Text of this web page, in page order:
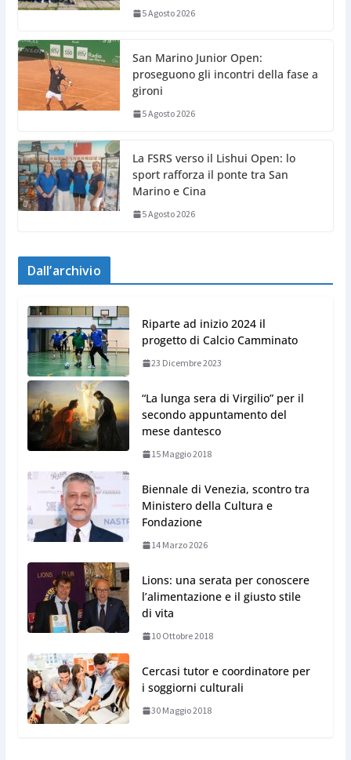
5 Agosto 2026
San Marino Junior Open:
proseguono gli incontri della fase a
gironi
5 Agosto 2026
La FSRS verso il Lishui Open: lo
sport rafforza il ponte tra San
Marino e Cina
5 Agosto 2026
Dall’archivio
Riparte ad inizio 2024 il
progetto di Calcio Camminato
23 Dicembre 2023
“La lunga sera di Virgilio” per il
secondo appuntamento del
mese dantesco
15 Maggio 2018
Biennale di Venezia, scontro tra
Ministero della Cultura e
Fondazione
14 Marzo 2026
Lions: una serata per conoscere
l’alimentazione e il giusto stile
di vita
10 Ottobre 2018
Cercasi tutor e coordinatore per
i soggiorni culturali
30 Maggio 2018